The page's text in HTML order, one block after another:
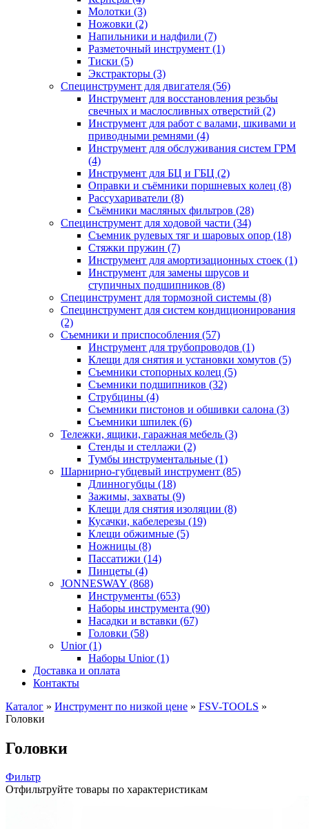
Молотки (3)
Ножовки (2)
Напильники и надфили (7)
Разметочный инструмент (1)
Тиски (5)
Экстракторы (3)
Специнструмент для двигателя (56)
Инструмент для восстановления резьбы
свечных и маслосливных отверстий (2)
Инструмент для работ с валами, шкивами и
приводными ремнями (4)
Инструмент для обслуживания систем ГРМ
(4)
Инструмент для БЦ и ГБЦ (2)
Оправки и съёмники поршневых колец (8)
Рассухариватели (8)
Съёмники масляных фильтров (28)
Специнструмент для ходовой части (34)
Съемник рулевых тяг и шаровых опор (18)
Стяжки пружин (7)
Инструмент для амортизационных стоек (1)
Инструмент для замены шрусов и
ступичных подшипников (8)
Специнструмент для тормозной системы (8)
Специнструмент для систем кондиционирования
(2)
Съемники и приспособления (57)
Инструмент для трубопроводов (1)
Клещи для снятия и установки хомутов (5)
Съемники стопорных колец (5)
Съемники подшипников (32)
Струбцины (4)
Съемники пистонов и обшивки салона (3)
Съемники шпилек (6)
Тележки, ящики, гаражная мебель (3)
Cтенды и стеллажи (2)
Тумбы инструментальные (1)
Шарнирно-губцевый инструмент (85)
Длинногубцы (18)
Зажимы, захваты (9)
Клещи для снятия изоляции (8)
Кусачки, кабелерезы (19)
Клещи обжимные (5)
Ножницы (8)
Пассатижи (14)
Пинцеты (4)
JONNESWAY (868)
Инструменты (653)
Наборы инструмента (90)
Насадки и вставки (67)
Головки (58)
Unior (1)
Наборы Unior (1)
Доставка и оплата
Контакты
Каталог » Инструмент по низкой цене » FSV-TOOLS »
Головки
Головки
Фильтр
Отфильтруйте товары по характеристикам